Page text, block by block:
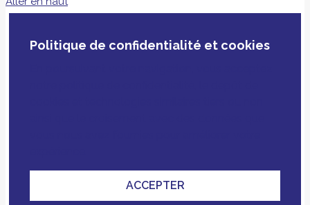
Politique de confidentialité et cookies
ACCEPTER